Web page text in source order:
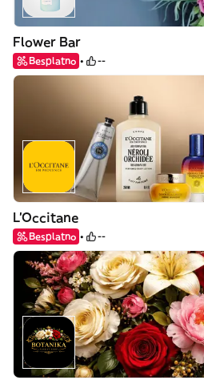
Flower Bar
Besplatno --
L'Occitane
Besplatno --